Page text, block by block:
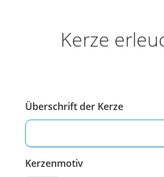
Kerze
Überschrift der Kerze
Kerzenmotiv